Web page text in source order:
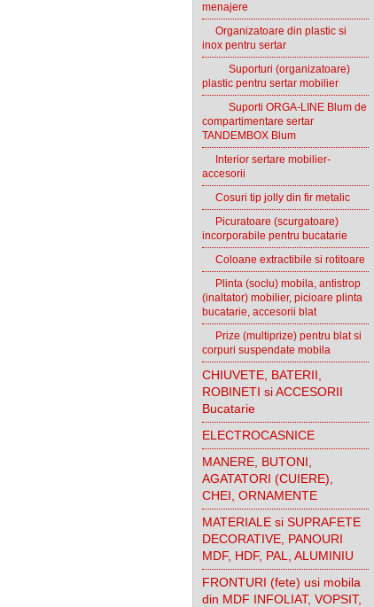
menajere
Organizatoare din plastic si
inox pentru sertar
Suporturi (organizatoare)
plastic pentru sertar mobilier
Suporti ORGA-LINE Blum de
compartimentare sertar
TANDEMBOX Blum
Interior sertare mobilier-
accesorii
Cosuri tip jolly din fir metalic
Picuratoare (scurgatoare)
incorporabile pentru bucatarie
Coloane extractibile si rotitoare
Plinta (soclu) mobila, antistrop
(inaltator) mobilier, picioare plinta
bucatarie, accesorii blat
Prize (multiprize) pentru blat si
corpuri suspendate mobila
CHIUVETE, BATERII,
ROBINETI si ACCESORII
Bucatarie
ELECTROCASNICE
MANERE, BUTONI,
AGATATORI (CUIERE),
CHEI, ORNAMENTE
MATERIALE si SUPRAFETE
DECORATIVE, PANOURI
MDF, HDF, PAL, ALUMINIU
FRONTURI (fete) usi mobila
din MDF INFOLIAT, VOPSIT,